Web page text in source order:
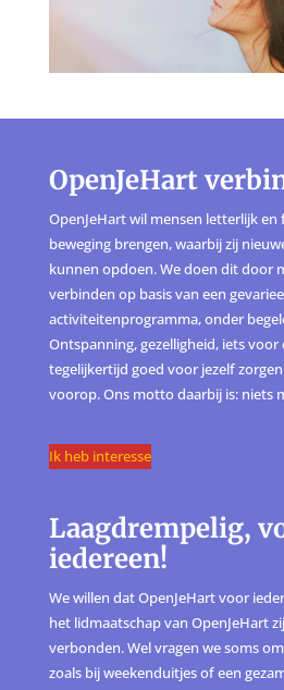
OpenJeHart
OpenJeHart wil mensen letterlijk en
beweging brengen, waarbij zij
kunnen opdoen. We doen dit door
verbinden op basis van een
activiteitenprogramma, onder
Ontspanning, gezelligheid, iets voor
tegelijkertijd goed voor jezelf
voorop. Ons motto daarbij is: niets
Ik heb interesse
Laagdrempelig,
iedereen!
We willen dat OpenJeHart voor
het lidmaatschap van OpenJeHart
verbonden. Wel vragen we soms
zoals bij weekenduitjes of een